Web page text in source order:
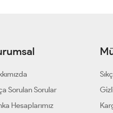
Sorulan Sorular
Hesaplarımız